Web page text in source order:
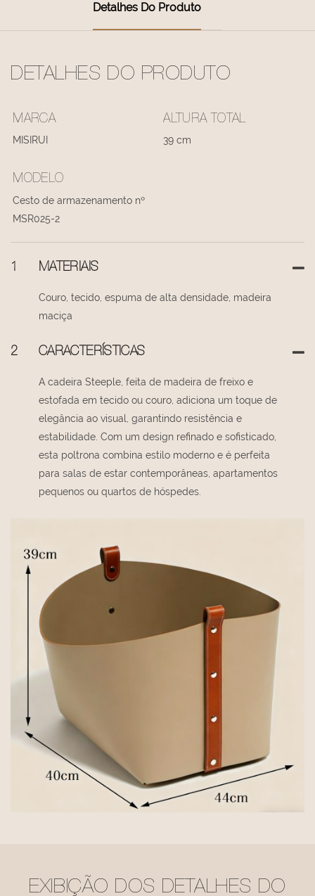
Detalhes Do Produto
DETALHES DO PRODUTO
MARCA
MISIRUI
ALTURA TOTAL
39 cm
MODELO
Cesto de armazenamento nº
MSR025-2
1 MATERIAIS
Couro, tecido, espuma de alta densidade, madeira
maciça
2 CARACTERÍSTICAS
A cadeira Steeple, feita de madeira de freixo e
estofada em tecido ou couro, adiciona um toque de
elegância ao visual, garantindo resistência e
estabilidade. Com um design refinado e sofisticado,
esta poltrona combina estilo moderno e é perfeita
para salas de estar contemporâneas, apartamentos
pequenos ou quartos de hóspedes.
EXIBIÇÃO DOS DETALHES DO